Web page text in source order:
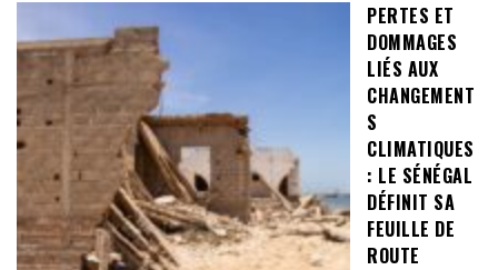
PERTES ET
DOMMAGES
LIÉS AUX
CHANGEMENT
S
CLIMATIQUES
: LE SÉNÉGAL
DÉFINIT SA
FEUILLE DE
ROUTE